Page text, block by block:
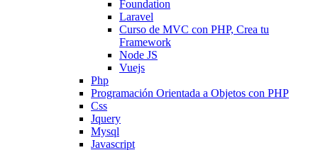
Foundation
Laravel
Curso de MVC con PHP, Crea tu
Framework
Node JS
Vuejs
Php
Programación Orientada a Objetos con PHP
Css
Jquery
Mysql
Javascript